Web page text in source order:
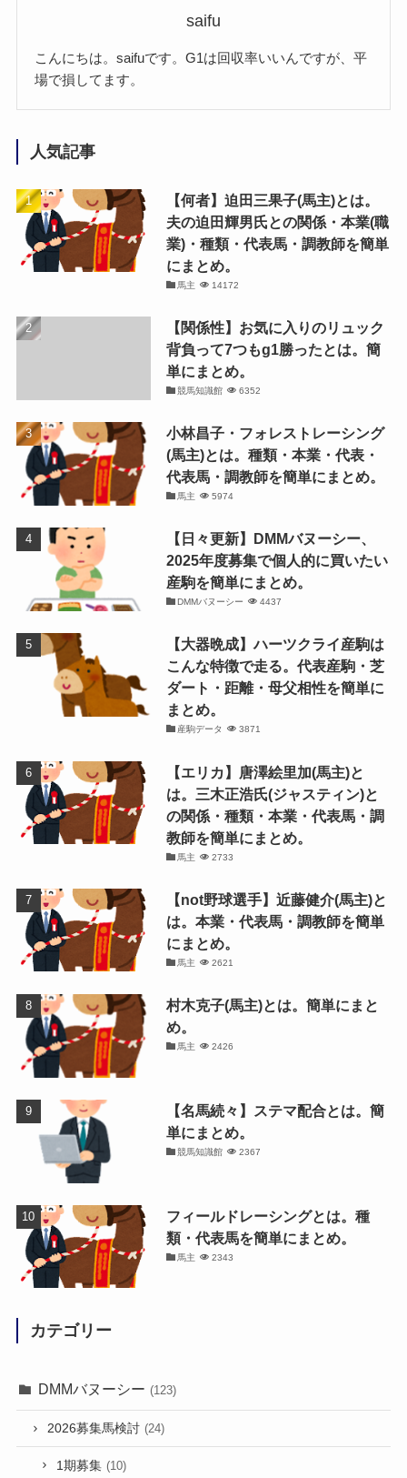
saifu
こんにちは。saifuです。G1は回収率いいんですが、平
場で損してます。
人気記事
【何者】迫田三果子(馬主)とは。
夫の迫田輝男氏との関係・本業(職
業)・種類・代表馬・調教師を簡単
にまとめ。
馬主 14172
【関係性】お気に入りのリュック
背負って7つもg1勝ったとは。簡
単にまとめ。
競馬知識館 6352
小林昌子・フォレストレーシング
(馬主)とは。種類・本業・代表・
代表馬・調教師を簡単にまとめ。
馬主 5974
【日々更新】DMMバヌーシー、
2025年度募集で個人的に買いたい
産駒を簡単にまとめ。
DMMバヌーシー 4437
【大器晩成】ハーツクライ産駒は
こんな特徴で走る。代表産駒・芝
ダート・距離・母父相性を簡単に
まとめ。
産駒データ 3871
【エリカ】唐澤絵里加(馬主)と
は。三木正浩氏(ジャスティン)と
の関係・種類・本業・代表馬・調
教師を簡単にまとめ。
馬主 2733
【not野球選手】近藤健介(馬主)と
は。本業・代表馬・調教師を簡単
にまとめ。
馬主 2621
村木克子(馬主)とは。簡単にまと
め。
馬主 2426
【名馬続々】ステマ配合とは。簡
単にまとめ。
競馬知識館 2367
フィールドレーシングとは。種
類・代表馬を簡単にまとめ。
馬主 2343
カテゴリー
DMMバヌーシー (123)
2026募集馬検討 (24)
1期募集 (10)